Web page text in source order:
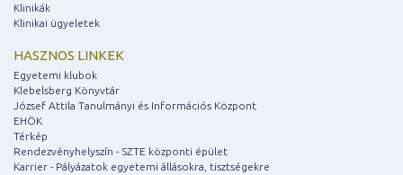
Klinikák
Klinikai ügyeletek
HASZNOS LINKEK
Egyetemi klubok
Klebelsberg Könyvtár
József Attila Tanulmányi és Információs Központ
EHÖK
Térkép
Rendezvényhelyszín - SZTE központi épület
Karrier - Pályázatok egyetemi állásokra, tisztségekre